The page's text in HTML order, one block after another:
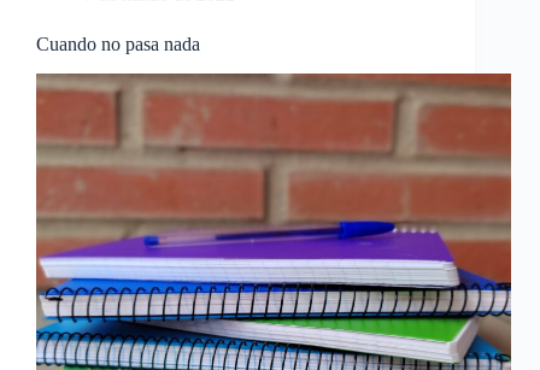
Cuando no pasa nada